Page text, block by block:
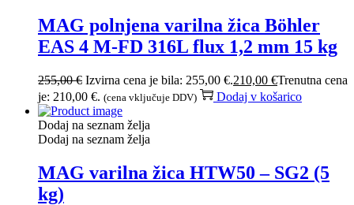
MAG polnjena varilna žica Böhler
EAS 4 M-FD 316L flux 1,2 mm 15 kg
255,00€ Izvirna cena je bila: 255,00 €.210,00 €Trenutna cena
je: 210,00 €. (cena vključuje DDV) Dodaj v košarico
Dodaj na seznam želja
Dodaj na seznam želja
MAG varilna žica HTW50 – SG2 (5
kg)